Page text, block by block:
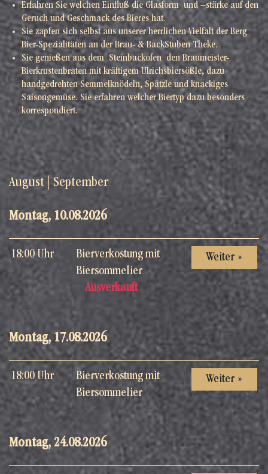
Erfahren Sie welchen Einfluß die Glasform und –stärke auf den
Geruch und Geschmack des Bieres hat.
Sie zapfen sich selbst aus unserer herrlichen Vielfalt der Berg
Bier-Spezialitäten an der Brau- & BackStuben Theke.
Sie genießen aus dem Steinbackofen den Braumeister-
Bierkrustenbraten mit kräftigem Ulrichsbiersößle, dazu
handgedrehten Semmelknödeln, Spätzle und knackiges
Saisongemüse. Sie erfahren welcher Biertyp dazu besonders
korrespondiert.
August | September
Montag, 10.08.2026
18:00 Uhr
Bierverkostung mit
Biersommelier
Ausverkauft
Weiter »
Montag, 17.08.2026
18:00 Uhr
Bierverkostung mit
Biersommelier
Weiter »
Montag, 24.08.2026